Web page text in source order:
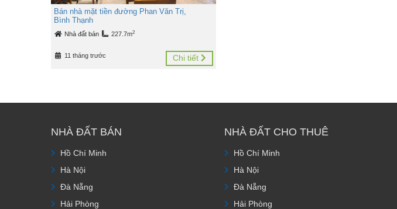
Bán nhà mặt tiền đường Phan Văn Trị,
Bình Thạnh
Nhà đất bán 227.7m2
11 tháng trước Chi tiết
NHÀ ĐẤT BÁN
Hồ Chí Minh
Hà Nội
Đà Nẵng
Hải Phòng
NHÀ ĐẤT CHO THUÊ
Hồ Chí Minh
Hà Nội
Đà Nẵng
Hải Phòng